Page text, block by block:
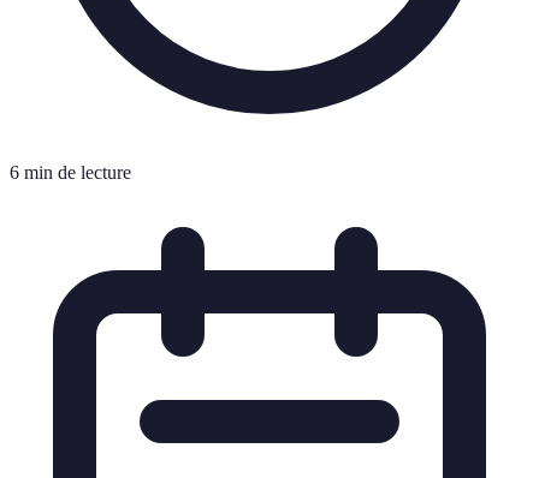
6 min de lecture